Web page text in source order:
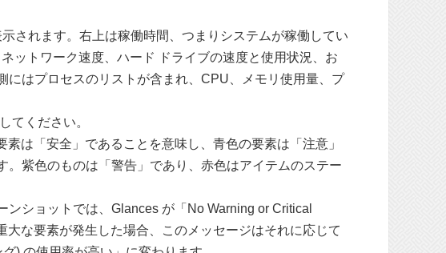
されます。右上は稼働時間、つまりシステムが稼働してい
ットワーク速度、ハード ドライブの速度と使用状況、お
はプロセスのリストが含まれ、CPU、メモリ使用量、プ
てください。
は「安全」であることを意味し、青色の要素は「注意」
紫色のものは「警告」であり、赤色はアイテムのステー
ショットでは、Glances が「No Warning or Critical
な要素が発生した場合、このメッセージはそれに応じて